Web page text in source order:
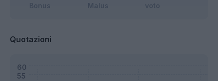
Bonus Malus
voto
Quotazioni